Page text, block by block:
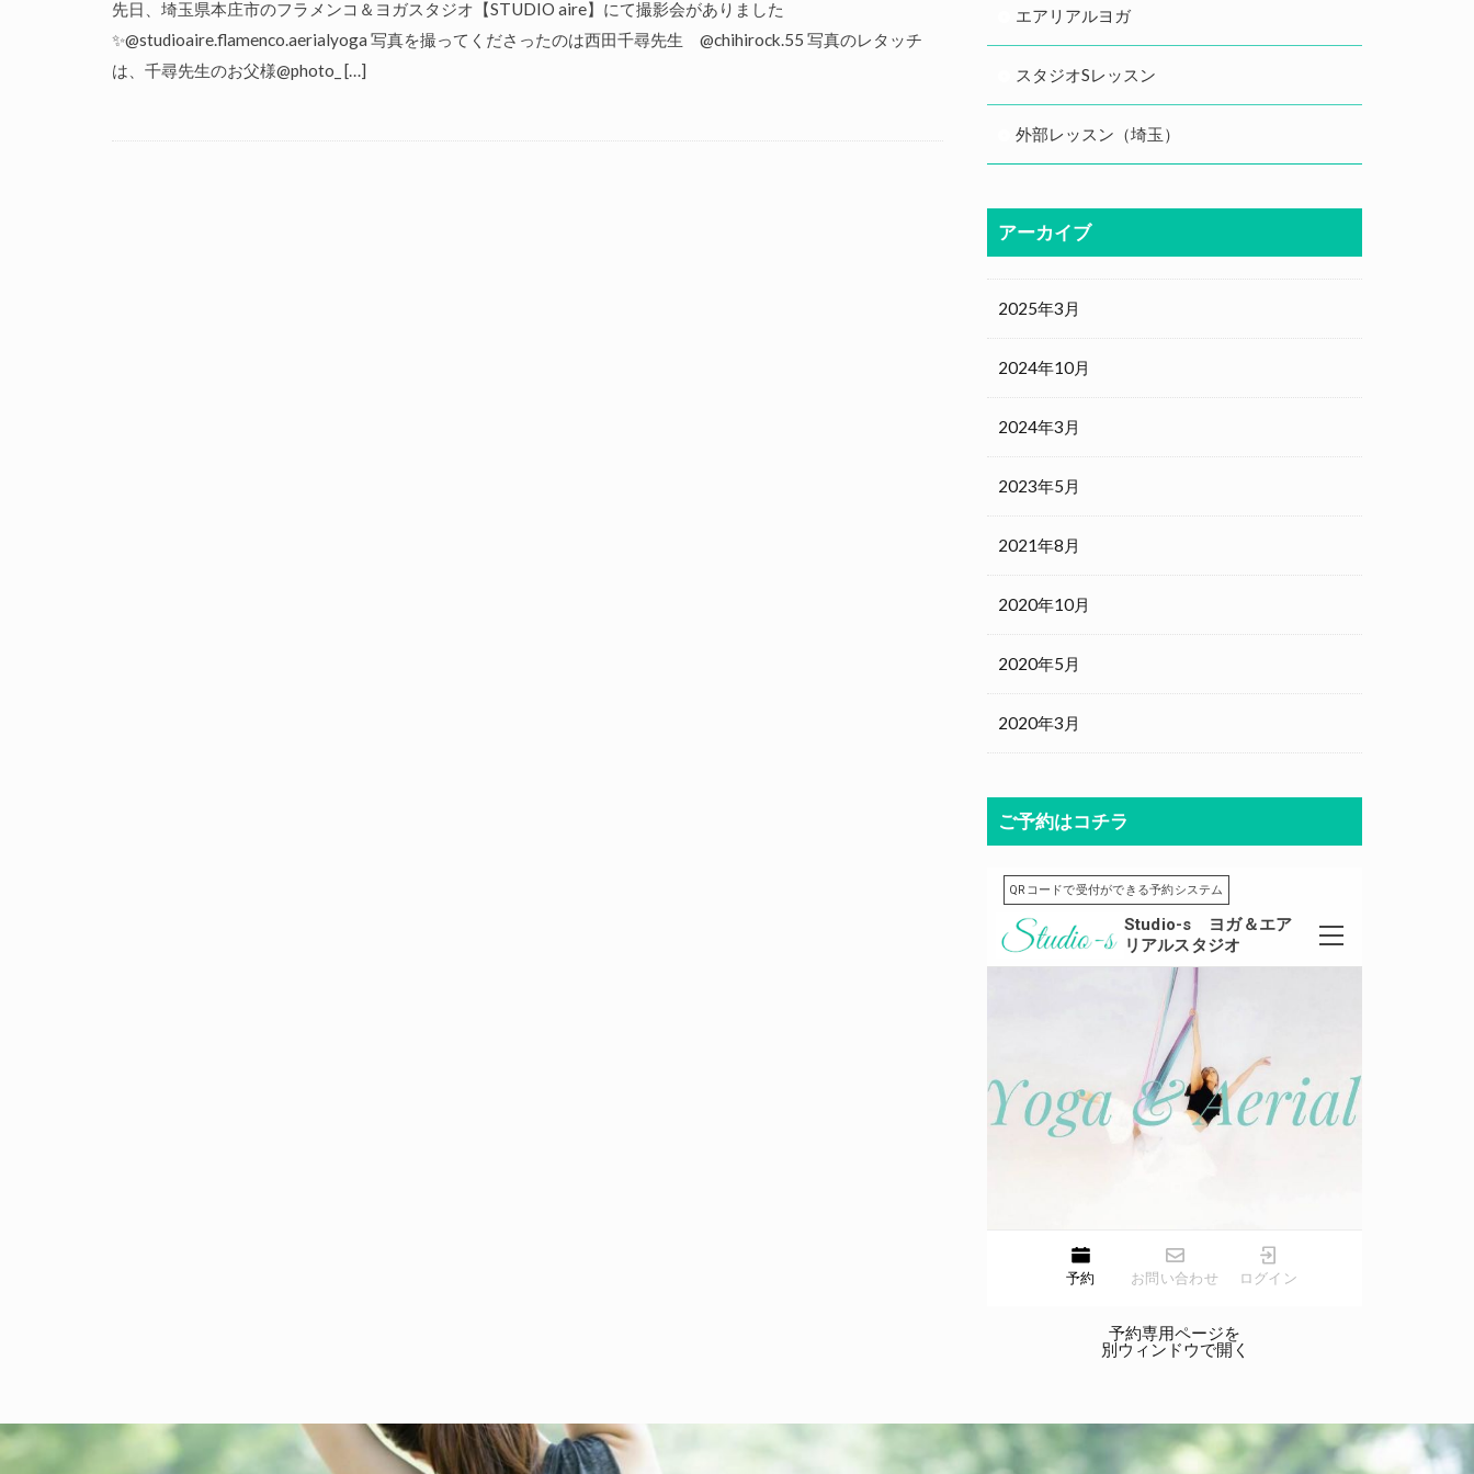
先日、埼玉県本庄市のフラメンコ＆ヨガスタジオ【STUDIO aire】にて撮影会がありました
✨@studioaire.flamenco.aerialyoga 写真を撮ってくださったのは西田千尋先生 @chihirock.55 写真のレタッチ
は、千尋先生のお父様@photo_ […]
エアリアルヨガ
スタジオSレッスン
外部レッスン（埼玉）
アーカイブ
2025年3月
2024年10月
2024年3月
2023年5月
2021年8月
2020年10月
2020年5月
2020年3月
ご予約はコチラ
予約専用ページを
別ウィンドウで開く